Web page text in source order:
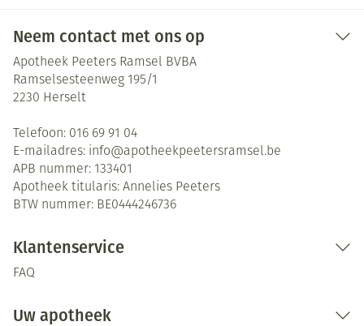
Neem contact met ons op
Apotheek Peeters Ramsel BVBA
Ramselsesteenweg 195/1
2230 Herselt
Telefoon: 016 69 91 04
E-mailadres: info@apotheekpeetersramsel.be
APB nummer: 133401
Apotheek titularis: Annelies Peeters
BTW nummer: BE0444246736
Klantenservice
FAQ
Uw apotheek